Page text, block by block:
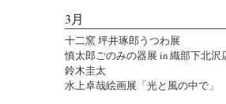
3月
十二窯 坪井琢郎うつわ展
慎太郎ごのみの器展 in 織部下北沢
鈴木圭太
水上卓哉絵画展「光と風の中で」